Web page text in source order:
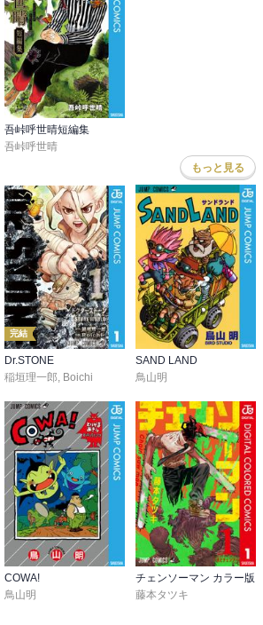
吾峠呼世晴短編集
吾峠呼世晴
もっと見る
完結
Dr.STONE
稲垣理一郎, Boichi
SAND LAND
鳥山明
COWA!
鳥山明
チェンソーマン カラー版
藤本タツキ